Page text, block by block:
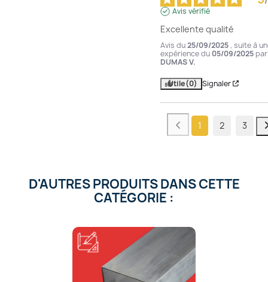
Avis vérifié
Excellente qualité
Avis du25/09/2025, suite à
expérience du 05/09/2025 par
DUMAS V.
Utile(0) Signaler
1 2 3
D'AUTRES PRODUITS DANS CETTE
CATÉGORIE :